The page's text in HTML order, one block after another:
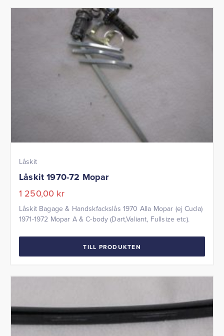
Låskit
Låskit 1970-72 Mopar
1 250,00 kr
Låskit Bagage & Handskfackslås 1970 Alla Mopar (ej Cuda)
1971-1972 Mopar A & C-body (Dart,Valiant, Fullsize etc).
TILL PRODUKTEN